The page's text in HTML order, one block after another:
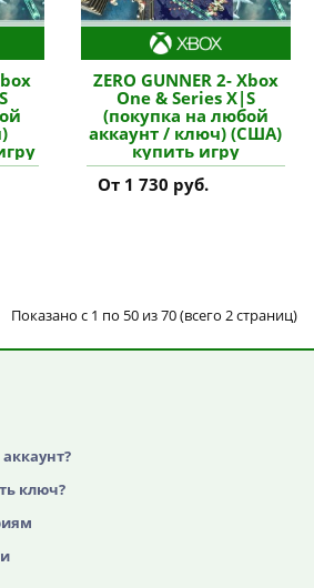
ZERO GUNNER 2- Xbox
One & Series X|S
(покупка на любой
аккаунт / ключ) (США)
купить игру
От 1 730 руб.
Показано с 1 по 50 из 70 (всего 2 страниц)
ключ?